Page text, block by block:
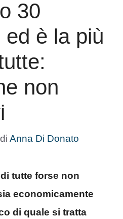
30
è la più
non
di Anna Di Donato
tutte forse non
economicamente
di quale si tratta